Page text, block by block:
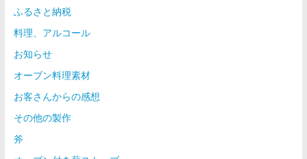
ふるさと納税
料理、アルコール
お知らせ
オーブン料理素材
お客さんからの感想
その他の製作
斧